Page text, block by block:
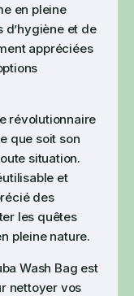
en pleine
d’hygiène et de
appréciées
révolutionnaire
que soit son
situation.
et
des
les quêtes
pleine nature.
Wash Bag est
nettoyer vos